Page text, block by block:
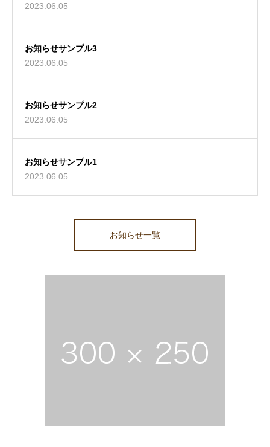
2023.06.05
お知らせサンプル3
2023.06.05
お知らせサンプル2
2023.06.05
お知らせサンプル1
2023.06.05
お知らせ一覧